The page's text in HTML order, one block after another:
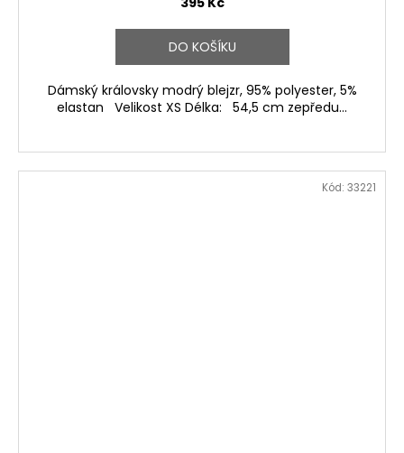
DO KOŠÍKU
Dámský královsky modrý blejzr, 95% polyester, 5%
elastan Velikost XS Délka: 54,5 cm zepředu...
Kód: 33221